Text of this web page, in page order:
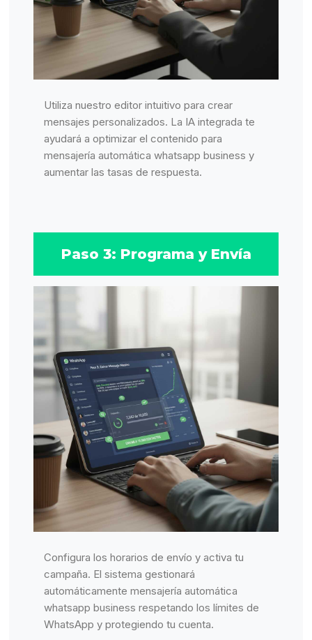
Utiliza nuestro editor intuitivo para crear
mensajes personalizados. La IA integrada te
ayudará a optimizar el contenido para
mensajería automática whatsapp business y
aumentar las tasas de respuesta.
Paso 3: Programa y Envía
Configura los horarios de envío y activa tu
campaña. El sistema gestionará
automáticamente mensajería automática
whatsapp business respetando los límites de
WhatsApp y protegiendo tu cuenta.